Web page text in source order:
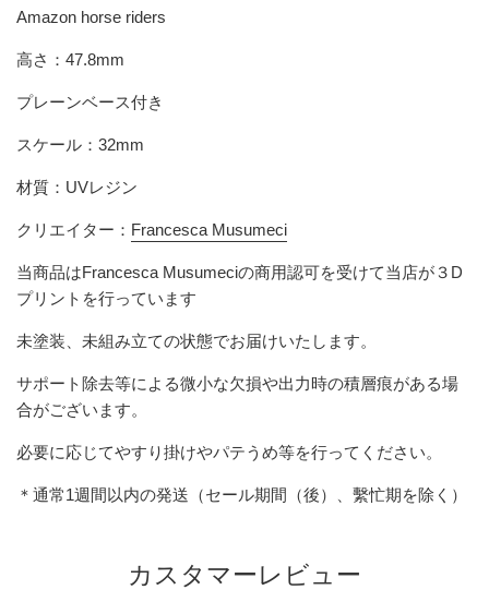
Amazon horse riders
高さ：47.8mm
プレーンベース付き
スケール：32mm
材質：UVレジン
クリエイター： Francesca Musumeci
当商品はFrancesca Musumeciの商用認可を受けて当店が３D
プリントを行っています
未塗装、未組み立ての状態でお届けいたします。
サポート除去等による微小な欠損や出力時の積層痕がある場
合がございます。
必要に応じてやすり掛けやパテうめ等を行ってください。
＊通常1週間以内の発送（セール期間（後）、繫忙期を除く）
カスタマーレビュー